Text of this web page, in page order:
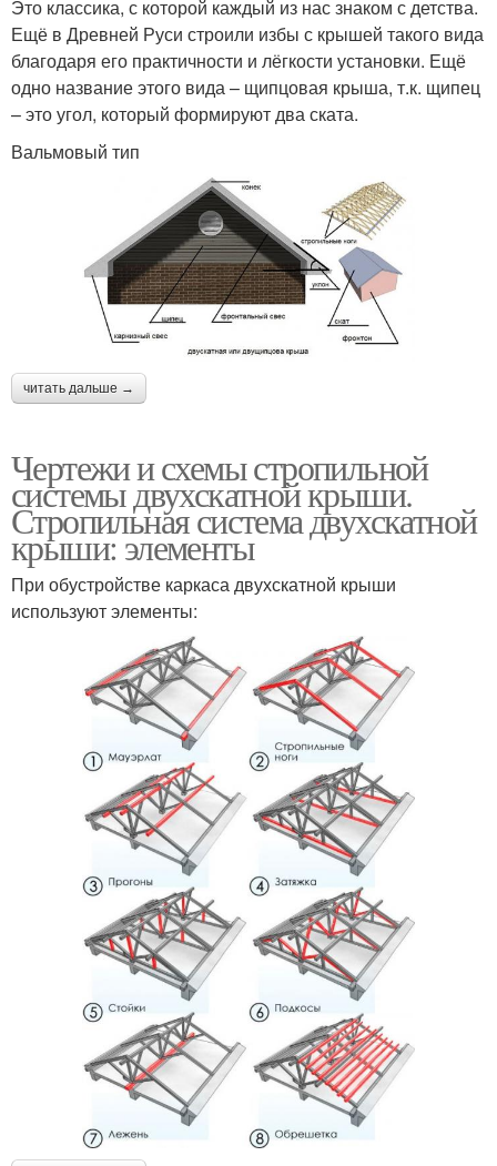
Это классика, с которой каждый из нас знаком с детства.
Ещё в Древней Руси строили избы с крышей такого вида
благодаря его практичности и лёгкости установки. Ещё
одно название этого вида – щипцовая крыша, т.к. щипец
– это угол, который формируют два ската.
Вальмовый тип
читать дальше →
Чертежи и схемы стропильной
системы двухскатной крыши.
Стропильная система двухскатной
крыши: элементы
При обустройстве каркаса двухскатной крыши
используют элементы: